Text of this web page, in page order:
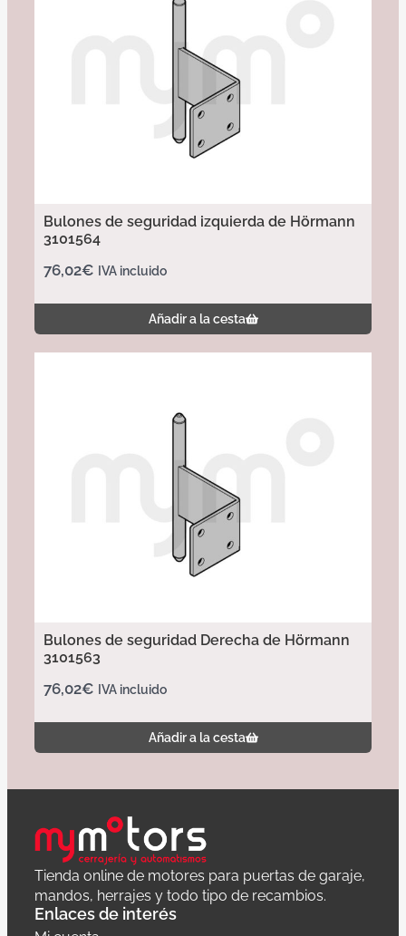
Bulones de seguridad izquierda de Hörmann
3101564
76,02€ IVA incluido
Añadir a la cesta
Bulones de seguridad Derecha de Hörmann
3101563
76,02€ IVA incluido
Añadir a la cesta
Tienda online de motores para puertas de garaje,
mandos, herrajes y todo tipo de recambios.
Enlaces de interés